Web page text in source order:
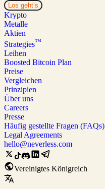
Los geht’s
Krypto
Metalle
Aktien
Strategies™
Leihen
Boosted Bitcoin Plan
Preise
Vergleichen
Prinzipien
Über uns
Careers
Presse
Häufig gestellte Fragen (FAQs)
Legal Agreements
hello@neverless.com
Vereinigtes Königreich